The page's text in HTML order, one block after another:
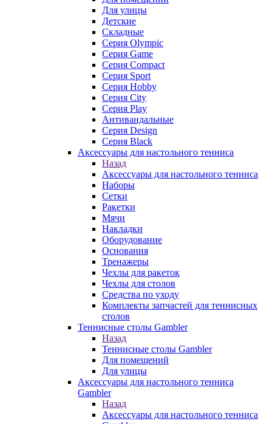
Для улицы
Детские
Складные
Серия Olympic
Серия Game
Серия Compact
Серия Sport
Серия Hobby
Серия City
Серия Play
Антивандальные
Серия Design
Серия Black
Аксессуары для настольного тенниса
Назад
Аксессуары для настольного тенниса
Наборы
Сетки
Ракетки
Мячи
Накладки
Оборудование
Основания
Тренажеры
Чехлы для ракеток
Чехлы для столов
Средства по уходу
Комплекты запчастей для теннисных
столов
Теннисные столы Gambler
Назад
Теннисные столы Gambler
Для помещений
Для улицы
Аксессуары для настольного тенниса
Gambler
Назад
Аксессуары для настольного тенниса